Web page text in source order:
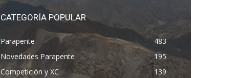
CATEGORÍA POPULAR
Parapente
483
Novedades Parapente
195
Competición y XC
139